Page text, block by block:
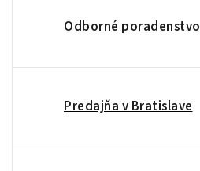
Odborné poradenstvo
Predajňa v Bratislave